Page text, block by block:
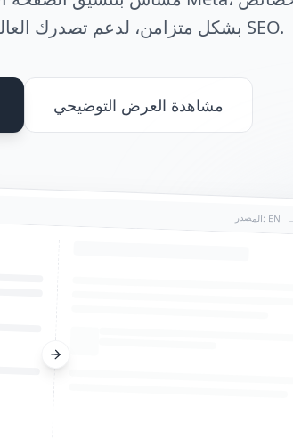
بشكل متزامن، لدعم تصدرك العالمي في محركات البحث SEO.
مشاهدة العرض التوضيحي
المصدر: EN